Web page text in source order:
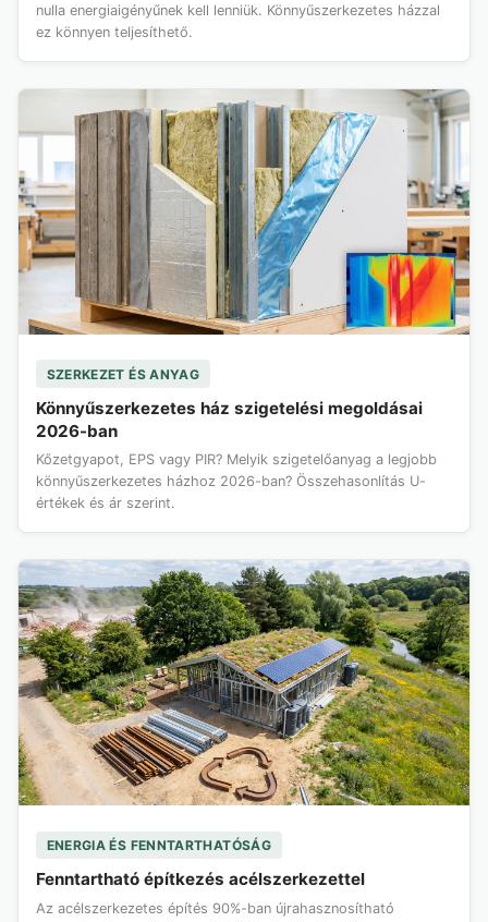
nulla energiaigényűnek kell lenniük. Könnyűszerkezetes házzal
ez könnyen teljesíthető.
SZERKEZET ÉS ANYAG
Könnyűszerkezetes ház szigetelési megoldásai
2026-ban
Kőzetgyapot, EPS vagy PIR? Melyik szigetelőanyag a legjobb
könnyűszerkezetes házhoz 2026-ban? Összehasonlítás U-
értékek és ár szerint.
ENERGIA ÉS FENNTARTHATÓSÁG
Fenntartható építkezés acélszerkezettel
Az acélszerkezetes építés 90%-ban újrahasznosítható